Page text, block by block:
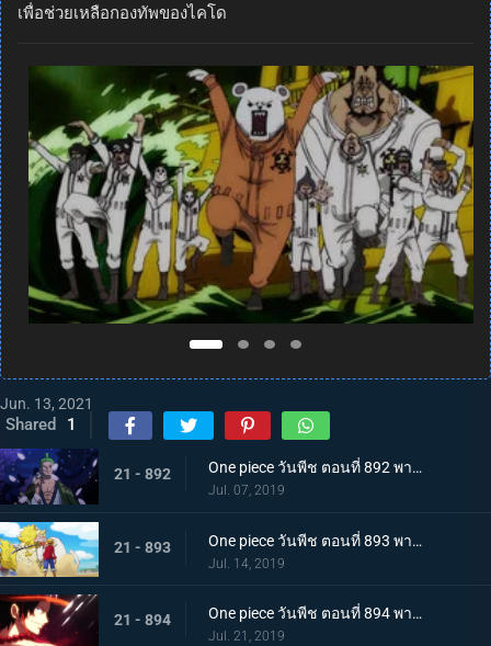
เพื่อช่วยเหลือกองทัพของไคโด
Jun. 13, 2021
Shared 1
21 - 892 One piece วันพีช ตอนที่ 892 พากย์ไทย แคว้นวาโนะคุนิ! สู่แคว้นแห่งซามูไร
Jul. 07, 2019
21 - 893 One piece วันพีช ตอนที่ 893 พากย์ไทย โอทามะปรากฏตัว ลูฟี่ vs ทหารไคโด!
Jul. 14, 2019
21 - 894 One piece วันพีช ตอนที่ 894 พากย์ไทย จะต้องมาแน่ๆ ตำนานเอสที่แคว้นวาโนะ!
Jul. 21, 2019